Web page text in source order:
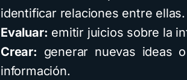
identificar relaciones entre ellas.
Evaluar: emitir juicios sobre la
Crear: generar nuevas ideas
información.